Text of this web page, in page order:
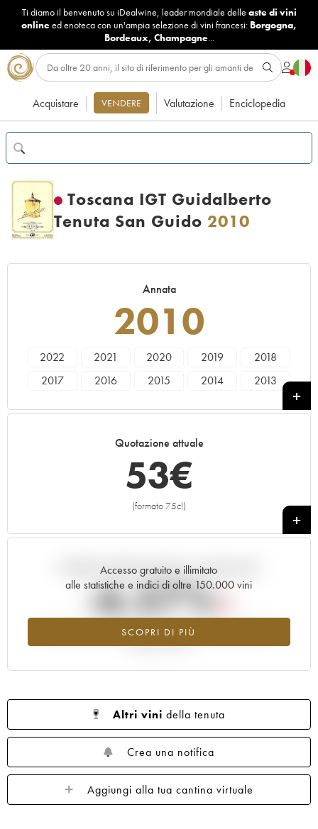
Ti diamo il benvenuto su iDealwine, leader mondiale delle aste di vini
onlineed enoteca con un'ampia selezione di vini francesi: Borgogna,
Bordeaux, Champagne...
Acquistare VENDERE Valutazione Enciclopedia
Toscana IGT Guidalberto
Tenuta San Guido 2010
Annata
2010
2022 2021 2020 2019
2018
2017
2016 2015 2014
2013
2000
Quotazione attuale
53€
(formato 75cl)
+
Accesso gratuito e illimitato
alle statistiche e indici di oltre 150.000 vini
SCOPRI DI PIÙ
Andamento della quotazione in tempo reale
-6.57%
Tendenza al ribasso per il valore dell'annata 2010 nel 2026
Altri vini della tenuta
Crea una notifica
Aggiungi alla tua cantina virtuale